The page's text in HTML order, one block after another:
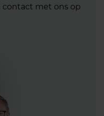
contact met ons op